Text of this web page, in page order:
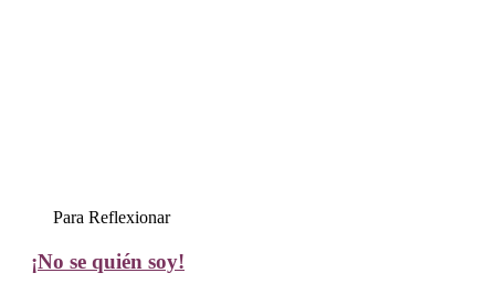
Para Reflexionar
¡No se quién soy!